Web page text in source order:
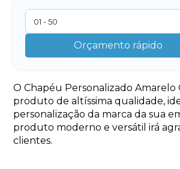
Orçamento rápido
O Chapéu Personalizado Amarelo
produto de altíssima qualidade,
personalização da marca da sua
produto moderno e versátil irá
clientes.